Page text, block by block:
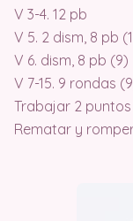
V 3-4. 12 pb
V 5. 2 dism, 8 pb
V 6. dism, 8 pb (9)
V 7-15. 9 rondas
Trabajar 2
Rematar y